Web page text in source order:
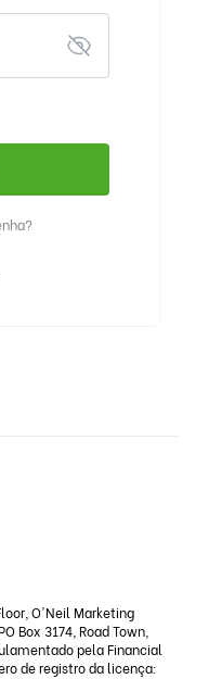
O'Neil Marketing
Box 3174, Road Town,
pela Financial
de registro da licença: